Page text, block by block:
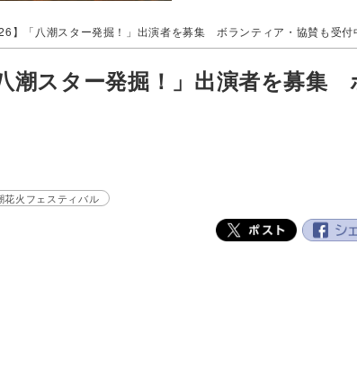
】「八潮スター発掘！」出演者を募集 ボランティア・協賛も受付
潮スター発掘！」出演者を募集
花火フェスティバル